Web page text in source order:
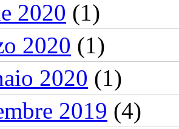
2020 (1)
2020 (1)
2020 (1)
2019 (4)